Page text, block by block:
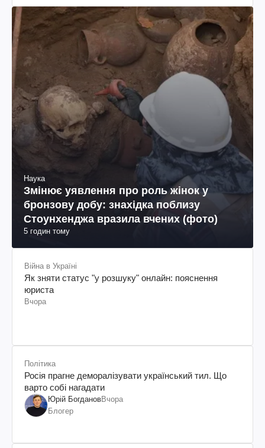
Наука
Змінює уявлення про роль жінок у
бронзову добу: знахідка поблизу
Стоунхенджа вразила вчених (фото)
5 годин тому
Війна в Україні
Як зняти статус "у розшуку" онлайн: пояснення
юриста
Вчора
Політика
Росія прагне деморалізувати український тил. Що
варто собі нагадати
Юрій БогдановВчора
Блогер